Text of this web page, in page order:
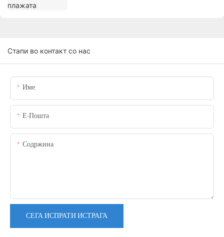
Стапи во контакт со нас
Име:
Е-Пошта
Содржина
СЕГА ИСПРАТИ ИСТРАГА